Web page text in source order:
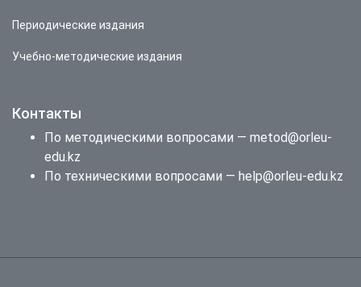
Периодические издания
Учебно-методические издания
Контакты
По методическими вопросами — metod@orleu-
edu.kz
По техническими вопросами — help@orleu-edu.kz